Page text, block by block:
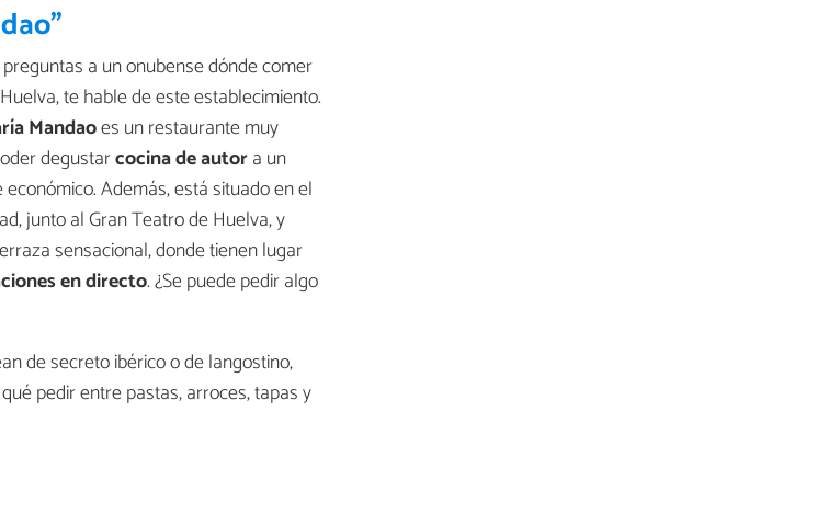
a un onubense dónde comer
te hable de este establecimiento.
Mandaoes un restaurante muy
degustarcocina de autora un
Además, está situado en el
junto al Gran Teatro de Huelva, y
sensacional, donde tienen lugar
en directo. ¿Se puede pedir algo
de secreto ibérico o de langostino,
pedir entre pastas, arroces, tapas y